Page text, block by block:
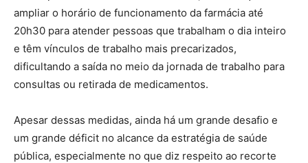
ampliar o horário de funcionamento da farmácia até
20h30 para atender pessoas que trabalham o dia inteiro
e têm vínculos de trabalho mais precarizados,
dificultando a saída no meio da jornada de trabalho para
consultas ou retirada de medicamentos.
Apesar dessas medidas, ainda há um grande desafio e
um grande déficit no alcance da estratégia de saúde
pública, especialmente no que diz respeito ao recorte